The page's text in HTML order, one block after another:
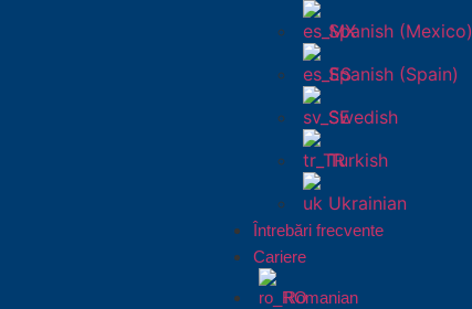
Spanish (Mexico)
Spanish (Spain)
Swedish
Turkish
Ukrainian
Întrebări frecvente
Cariere
Romanian